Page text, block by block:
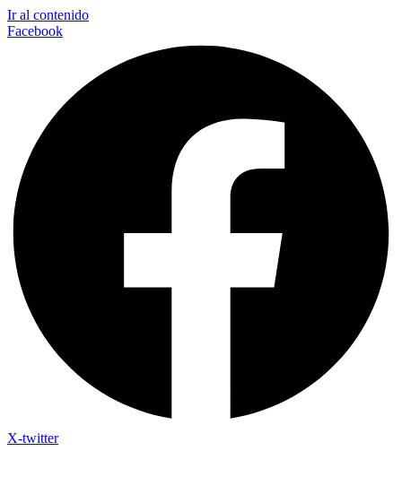
Ir al contenido
Facebook
X-twitter